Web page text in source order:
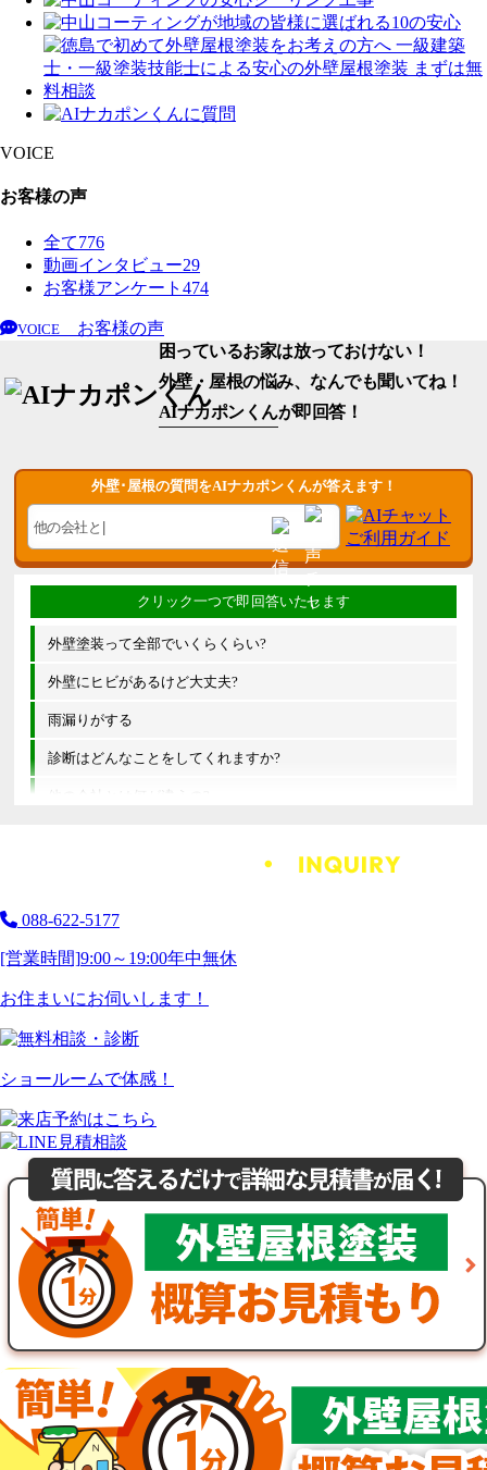
VOICE
お客様の声
全て776
動画インタビュー29
お客様アンケート 474
VOICE
お客様の声
困っているお家は放っておけない！
外壁・屋根の悩み、なんでも聞いてね！
AIナカポンくんが即回答！
外壁･屋根の質問をAIナカポンくんが答えます！
外壁塗装って全部でいくらくらい?
外壁にヒビがあるけど大丈夫?
雨漏りがする
診断はどんなことをしてくれますか?
他の会社とは何が違うの?
088-622-5177
[営業時間]9:00～19:00年中無休
お住まいにお伺いします！
ショールームで体感！